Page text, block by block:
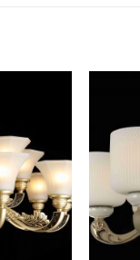
Wishlist